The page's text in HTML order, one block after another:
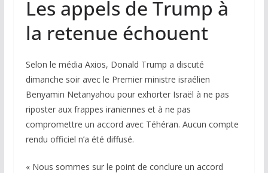
Les appels de Trump à
la retenue échouent
Selon le média Axios, Donald Trump a discuté
dimanche soir avec le Premier ministre israélien
Benyamin Netanyahou pour exhorter Israël à ne pas
riposter aux frappes iraniennes et à ne pas
compromettre un accord avec Téhéran. Aucun compte
rendu officiel n’a été diffusé.
« Nous sommes sur le point de conclure un accord